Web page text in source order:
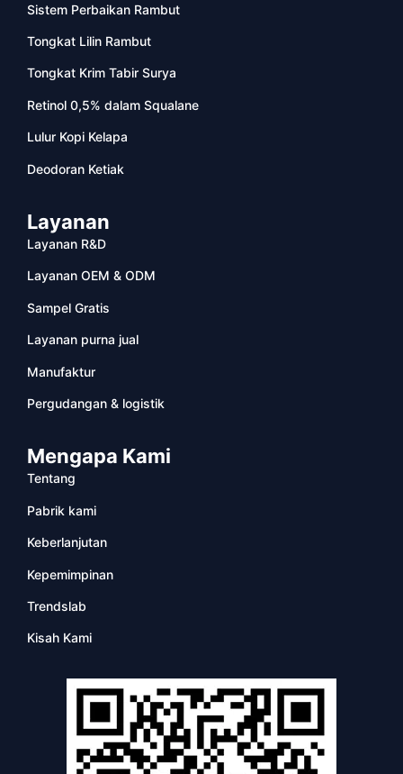
Sistem Perbaikan Rambut
Tongkat Lilin Rambut
Tongkat Krim Tabir Surya
Retinol 0,5% dalam Squalane
Lulur Kopi Kelapa
Deodoran Ketiak
Layanan
Layanan R&D
Layanan OEM & ODM
Sampel Gratis
Layanan purna jual
Manufaktur
Pergudangan & logistik
Mengapa Kami
Tentang
Pabrik kami
Keberlanjutan
Kepemimpinan
Trendslab
Kisah Kami